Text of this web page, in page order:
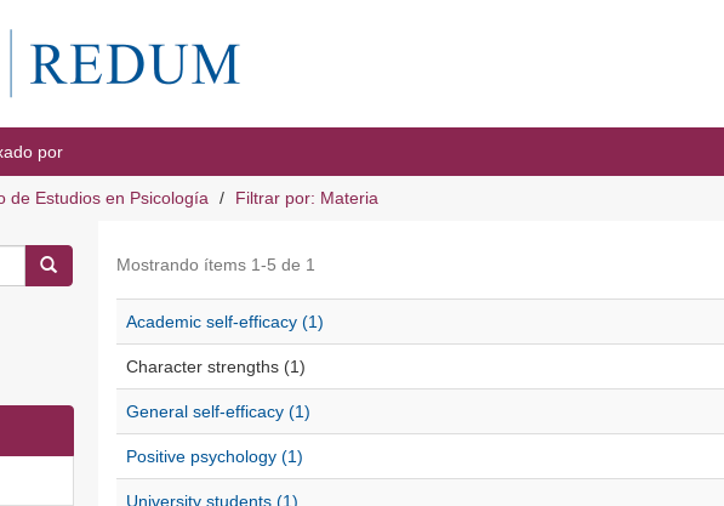
por
de Estudios en Psicología Filtrar por: Materia
Mostrando ítems 1-5 de 1
Academic self-efficacy (1)
Character strengths (1)
General self-efficacy (1)
Positive psychology (1)
University students (1)